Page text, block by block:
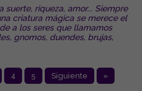
riqueza, amor... Siempre
criatura mágica se merece el
a los seres que llamamos
gnomos, duendes, brujas,
4 5 Siguiente »